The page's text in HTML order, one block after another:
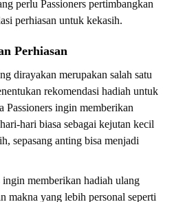
perlu Passioners pertimbangkan
perhiasan untuk kekasih.
Perhiasan
dirayakan merupakan salah satu
rekomendasi hadiah untuk
Passioners ingin memberikan
hari biasa sebagai kejutan kecil
sepasang anting bisa menjadi
memberikan hadiah ulang
makna yang lebih personal seperti